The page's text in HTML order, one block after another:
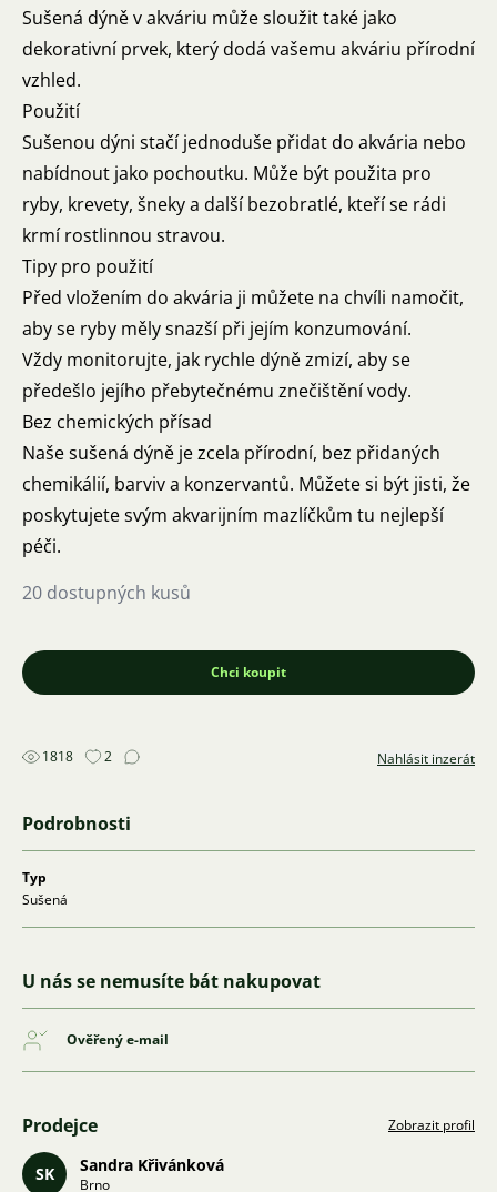
Sušená dýně v akváriu může sloužit také jako
dekorativní prvek, který dodá vašemu akváriu přírodní
vzhled.
Použití
Sušenou dýni stačí jednoduše přidat do akvária nebo
nabídnout jako pochoutku. Může být použita pro
ryby, krevety, šneky a další bezobratlé, kteří se rádi
krmí rostlinnou stravou.
Tipy pro použití
Před vložením do akvária ji můžete na chvíli namočit,
aby se ryby měly snazší při jejím konzumování.
Vždy monitorujte, jak rychle dýně zmizí, aby se
předešlo jejího přebytečnému znečištění vody.
Bez chemických přísad
Naše sušená dýně je zcela přírodní, bez přidaných
chemikálií, barviv a konzervantů. Můžete si být jisti, že
poskytujete svým akvarijním mazlíčkům tu nejlepší
péči.
20 dostupných kusů
Chci koupit
1818 2 Nahlásit inzerát
Podrobnosti
Typ
Sušená
U nás se nemusíte bát nakupovat
Ověřený e-mail
Prodejce Zobrazit profil
SK Sandra Křivánková
Brno